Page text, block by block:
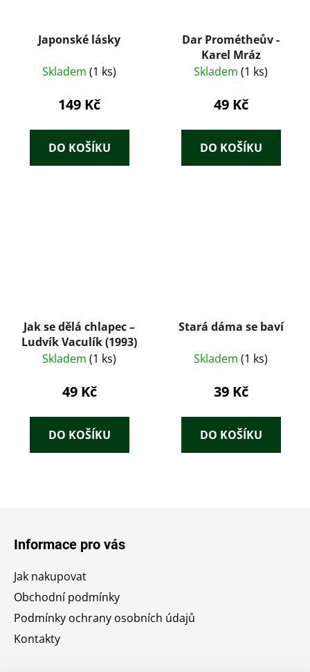
Japonské lásky
Skladem (1 ks)
149 Kč
DO KOŠÍKU
Dar Prométheův -
Karel Mráz
Skladem (1 ks)
49 Kč
DO KOŠÍKU
Jak se dělá chlapec –
Ludvík Vaculík (1993)
Skladem (1 ks)
49 Kč
DO KOŠÍKU
Stará dáma se baví
Skladem (1 ks)
39 Kč
DO KOŠÍKU
Informace pro vás
Jak nakupovat
Obchodní podmínky
Podmínky ochrany osobních údajů
Kontakty